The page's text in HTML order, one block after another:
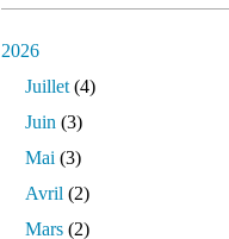
2026
Juillet (4)
Juin (3)
Mai (3)
Avril (2)
Mars (2)